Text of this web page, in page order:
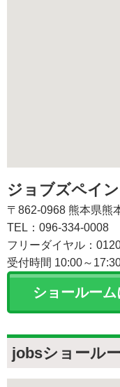
ジョブズペイ
〒862-0968 熊本県熊
TEL：096-334-0008
フリーダイヤル：
受付時間 10:00～
ショールー
jobsショール